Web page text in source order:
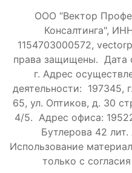
ООО “Вектор
Консалтинга",
1154703000572,
права защищены. Дата
г. Адрес
деятельности: 197345,
65, ул. Оптиков, д. 30
4/5. Адрес офиса:
Бутлерова 42
Использование
только с